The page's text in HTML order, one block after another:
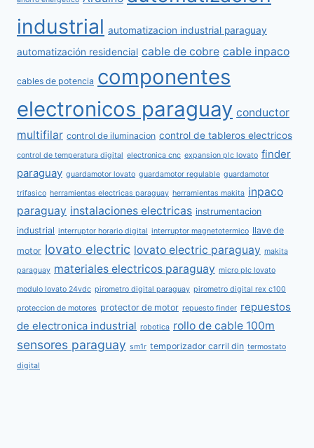
industrial automatizacion industrial paraguay
automatización residencial cable de cobre cable inpaco
cables de potencia componentes
electronicos paraguay conductor
multifilar control de iluminacion control de tableros electricos
control de temperatura digital electronica cnc expansion plc lovato finder
paraguay guardamotor lovato guardamotor regulable guardamotor
trifasico herramientas electricas paraguay herramientas makita inpaco
paraguay instalaciones electricas instrumentacion
industrial interruptor horario digital interruptor magnetotermico llave de
motor lovato electric lovato electric paraguay makita
paraguay materiales electricos paraguay micro plc lovato
modulo lovato 24vdc pirometro digital paraguay pirometro digital rex c100
proteccion de motores protector de motor repuesto finder repuestos
de electronica industrial robotica rollo de cable 100m
sensores paraguay sm1r temporizador carril din termostato
digital